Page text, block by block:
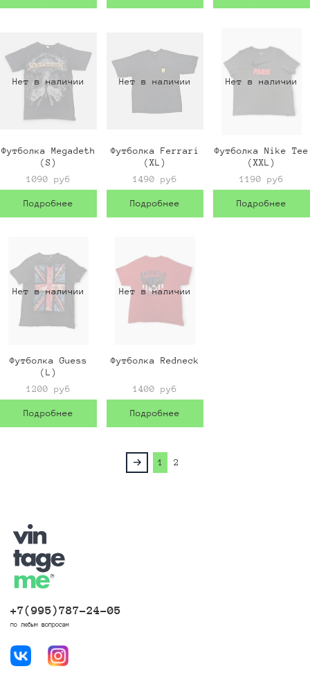
Нет в наличии
Футболка Megadeth
(S)
1090 руб
Подробнее
Нет в наличии
Футболка Ferrari
(XL)
1490 руб
Подробнее
Нет в наличии
Футболка Nike Tee
(XXL)
1190 руб
Подробнее
Нет в наличии
Футболка Guess
(L)
1200 руб
Подробнее
Нет в наличии
Футболка Redneck
1400 руб
Подробнее
1 2
+7(995)787-24-05
по любым вопросам